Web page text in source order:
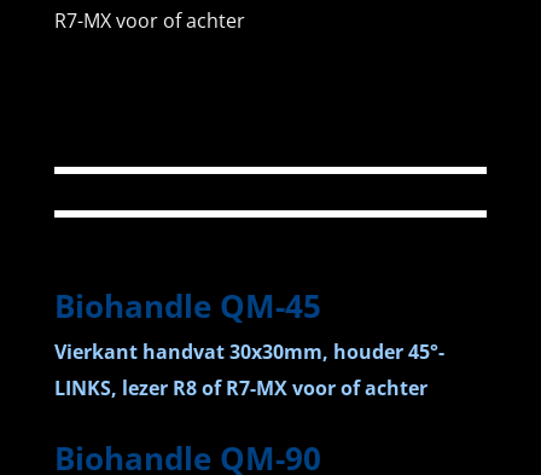
R7-MX voor of achter
Biohandle QM-45
Vierkant handvat 30x30mm, houder 45°-
LINKS, lezer R8 of R7-MX voor of achter
Biohandle QM-90